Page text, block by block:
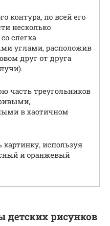
контура, по всей его
несколько
слегка
углами, расположив
друг от друга
часть треугольников
в хаотичном
картинку, используя
и оранжевый
рисунков